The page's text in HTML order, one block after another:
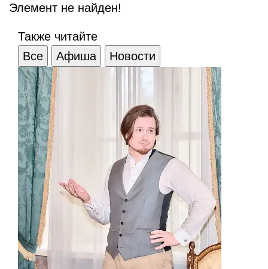
Элемент не найден!
Также читайте
Все
Афиша Новости